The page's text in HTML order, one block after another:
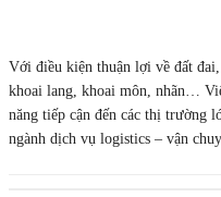
Với điều kiện thuận lợi về đất
khoai lang, khoai môn, nhãn…
năng tiếp cận đến các thị trường
ngành dịch vụ logistics – vận